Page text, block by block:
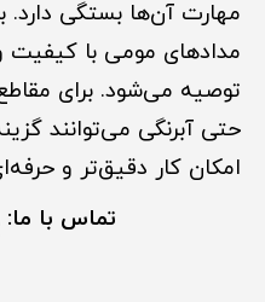
مهارت آن‌ها بستگی دارد.
مدادهای مومی با کیفیت
توصیه می‌شود. برای مقاطع
حتی آبرنگی می‌توانند
امکان کار دقیق‌تر و
تماس با ما: